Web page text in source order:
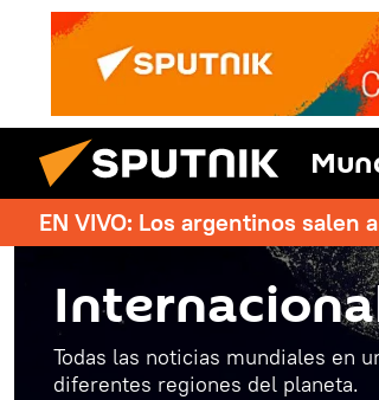
EN VIVO: Los argentinos
Todas las noticias mundiales en
diferentes regiones del planeta.